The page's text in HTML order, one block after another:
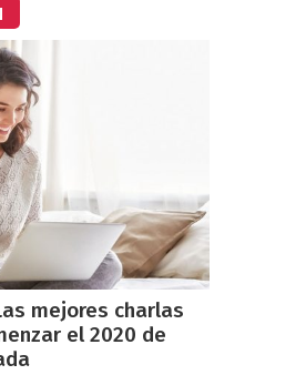
mejores charlas
el 2020 de